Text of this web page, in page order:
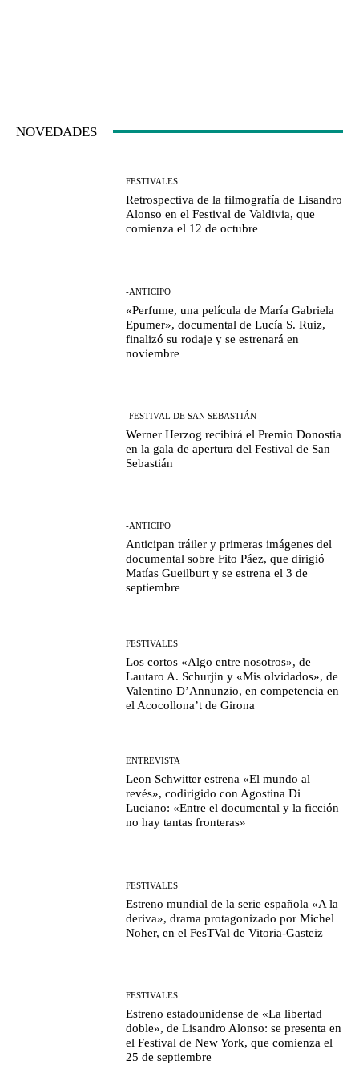
NOVEDADES
FESTIVALES
Retrospectiva de la filmografía de Lisandro
Alonso en el Festival de Valdivia, que
comienza el 12 de octubre
-ANTICIPO
«Perfume, una película de María Gabriela
Epumer», documental de Lucía S. Ruiz,
finalizó su rodaje y se estrenará en
noviembre
-FESTIVAL DE SAN SEBASTIÁN
Werner Herzog recibirá el Premio Donostia
en la gala de apertura del Festival de San
Sebastián
-ANTICIPO
Anticipan tráiler y primeras imágenes del
documental sobre Fito Páez, que dirigió
Matías Gueilburt y se estrena el 3 de
septiembre
FESTIVALES
Los cortos «Algo entre nosotros», de
Lautaro A. Schurjin y «Mis olvidados», de
Valentino D’Annunzio, en competencia en
el Acocollona’t de Girona
ENTREVISTA
Leon Schwitter estrena «El mundo al
revés», codirigido con Agostina Di
Luciano: «Entre el documental y la ficción
no hay tantas fronteras»
FESTIVALES
Estreno mundial de la serie española «A la
deriva», drama protagonizado por Michel
Noher, en el FesTVal de Vitoria-Gasteiz
FESTIVALES
Estreno estadounidense de «La libertad
doble», de Lisandro Alonso: se presenta en
el Festival de New York, que comienza el
25 de septiembre